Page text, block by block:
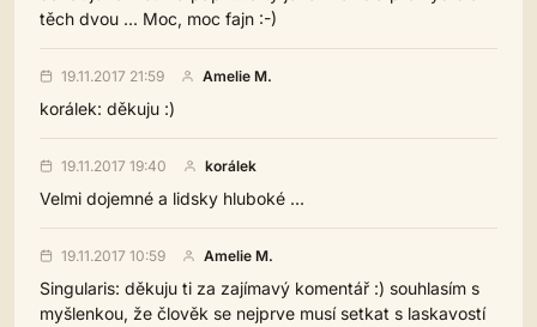
těch dvou ... Moc, moc fajn :-)
19.11.2017 21:59 Amelie M.
korálek: děkuju :)
19.11.2017 19:40 korálek
Velmi dojemné a lidsky hluboké ...
19.11.2017 10:59 Amelie M.
Singularis: děkuju ti za zajímavý komentář :) souhlasím s
myšlenkou, že člověk se nejprve musí setkat s laskavostí